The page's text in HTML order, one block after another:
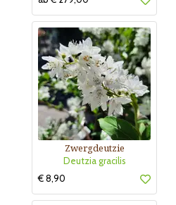
Zwergdeutzie
Deutzia gracilis
€ 8,90